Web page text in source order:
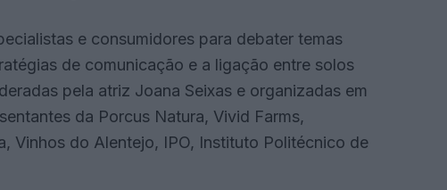
e consumidores para debater temas
de comunicação e a ligação entre solos
pela atriz Joana Seixas e organizadas em
da Porcus Natura, Vivid Farms,
Vinhos do Alentejo, IPO, Instituto Politécnico de